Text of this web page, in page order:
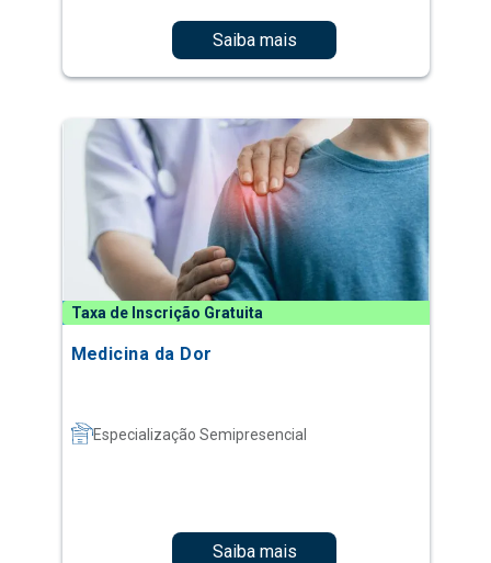
Saiba mais
Taxa de Inscrição Gratuita
Medicina da Dor
Especialização Semipresencial
Saiba mais